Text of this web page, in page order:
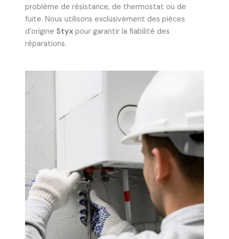
problème de résistance, de thermostat ou de
fuite. Nous utilisons exclusivement des pièces
d’origine Styx pour garantir la fiabilité des
réparations.